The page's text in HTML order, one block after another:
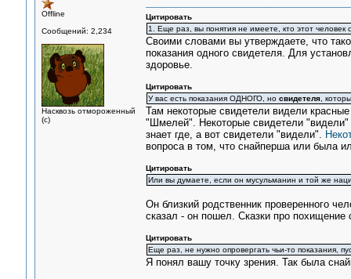
Offline
Сообщений: 2,234
Насквозь отмороженный
(с)
Цитировать
1. Еще раз, вы понятия не имеете, кто этот человек
Своими словами вы утверждаете, что
показания одного свидетеля. Для
здоровье.
Цитировать
У вас есть показания ОДНОГО, но свидетеля,
Там некоторые свидетели видели
"Шмелей". Некоторые свидетели
знает где, а вот свидетели "видели".
вопроса в том, что снайперша или была
Цитировать
Или вы думаете, если он мусульманин и той же
Он близкий родственник проверенного
сказал - он пошел. Сказки про похищение
Цитировать
Еще раз, не нужно опровергать чьи-то показания,
Я понял вашу точку зрения. Так была